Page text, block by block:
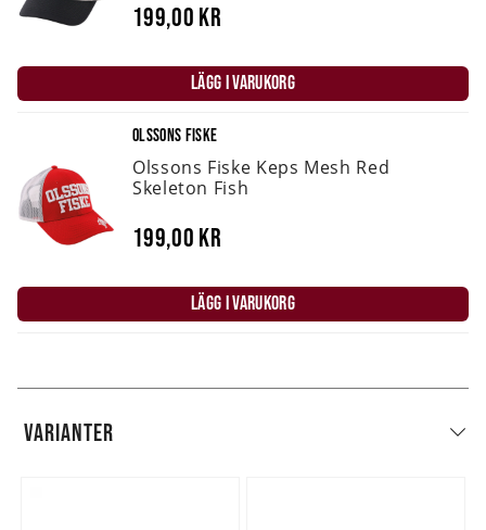
199,00 kr
LÄGG I VARUKORG
OLSSONS FISKE
Olssons Fiske Keps Mesh Red
Skeleton Fish
199,00 kr
LÄGG I VARUKORG
VARIANTER